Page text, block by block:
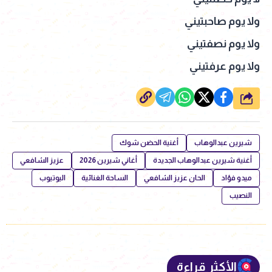
ولا يوم صاحبتيني
ولا يوم نصفتيني
ولا يوم عرفتيني
شارك
شيرين عبدالوهاب أغنية الحضن شوك
أغنية شيرين عبدالوهاب الجديدة أغاني شيرين 2026 عزيز الشافعي
ميدو فؤاد الحان عزيز الشافعي الساحة الغنائية اليوتيوب
النصيب
الأكثر قراءة